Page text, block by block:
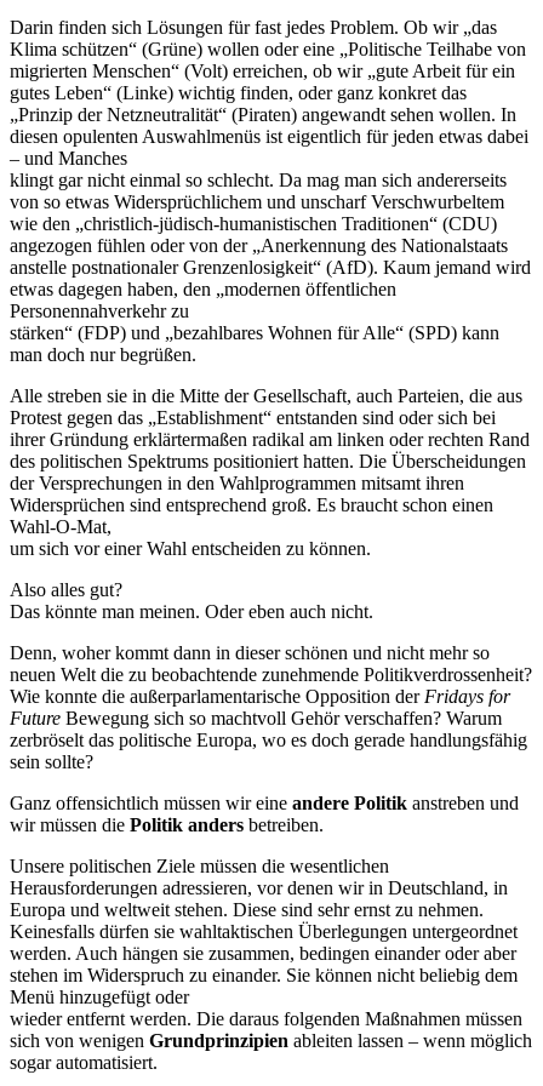
Darin finden sich Lösungen für fast jedes Problem. Ob wir „das
Klima schützen“ (Grüne) wollen oder eine „Politische Teilhabe von
migrierten Menschen“ (Volt) erreichen, ob wir „gute Arbeit für ein
gutes Leben“ (Linke) wichtig finden, oder ganz konkret das
„Prinzip der Netzneutralität“ (Piraten) angewandt sehen wollen. In
diesen opulenten Auswahlmenüs ist eigentlich für jeden etwas dabei
– und Manches
klingt gar nicht einmal so schlecht. Da mag man sich andererseits
von so etwas Widersprüchlichem und unscharf Verschwurbeltem
wie den „christlich-jüdisch-humanistischen Traditionen“ (CDU)
angezogen fühlen oder von der „Anerkennung des Nationalstaats
anstelle postnationaler Grenzenlosigkeit“ (AfD). Kaum jemand wird
etwas dagegen haben, den „modernen öffentlichen
Personennahverkehr zu
stärken“ (FDP) und „bezahlbares Wohnen für Alle“ (SPD) kann
man doch nur begrüßen.
Alle streben sie in die Mitte der Gesellschaft, auch Parteien, die aus
Protest gegen das „Establishment“ entstanden sind oder sich bei
ihrer Gründung erklärtermaßen radikal am linken oder rechten Rand
des politischen Spektrums positioniert hatten. Die Überscheidungen
der Versprechungen in den Wahlprogrammen mitsamt ihren
Widersprüchen sind entsprechend groß. Es braucht schon einen
Wahl-O-Mat,
um sich vor einer Wahl entscheiden zu können.
Also alles gut?
Das könnte man meinen. Oder eben auch nicht.
Denn, woher kommt dann in dieser schönen und nicht mehr so
neuen Welt die zu beobachtende zunehmende Politikverdrossenheit?
Wie konnte die außerparlamentarische Opposition der Fridays for
Future Bewegung sich so machtvoll Gehör verschaffen? Warum
zerbröselt das politische Europa, wo es doch gerade handlungsfähig
sein sollte?
Ganz offensichtlich müssen wir eine andere Politik anstreben und
wir müssen die Politik anders betreiben.
Unsere politischen Ziele müssen die wesentlichen
Herausforderungen adressieren, vor denen wir in Deutschland, in
Europa und weltweit stehen. Diese sind sehr ernst zu nehmen.
Keinesfalls dürfen sie wahltaktischen Überlegungen untergeordnet
werden. Auch hängen sie zusammen, bedingen einander oder aber
stehen im Widerspruch zu einander. Sie können nicht beliebig dem
Menü hinzugefügt oder
wieder entfernt werden. Die daraus folgenden Maßnahmen müssen
sich von wenigen Grundprinzipien ableiten lassen – wenn möglich
sogar automatisiert.